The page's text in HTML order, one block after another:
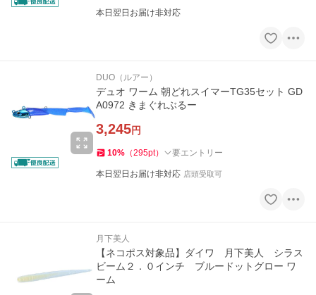
本日翌日お届け非対応
DUO（ルアー）
デュオ ワーム 朝どれスイマーTG35セット GD
A0972 きまぐれぶるー
3,245円
10% （295pt） 要エントリー
本日翌日お届け非対応 店頭受取可
月下美人
【ネコポス対象品】ダイワ 月下美人 シラス
ビーム２．０インチ ブルードットグロー ワ
ーム